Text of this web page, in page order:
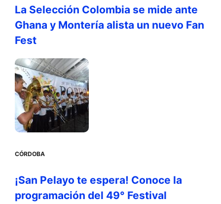
La Selección Colombia se mide ante
Ghana y Montería alista un nuevo Fan
Fest
CÓRDOBA
¡San Pelayo te espera! Conoce la
programación del 49° Festival